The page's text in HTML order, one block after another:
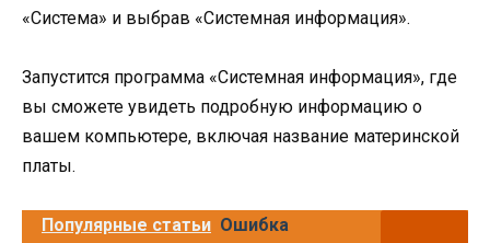
«Система» и выбрав «Системная информация».
Запустится программа «Системная информация», где
вы сможете увидеть подробную информацию о
вашем компьютере, включая название материнской
платы.
Популярные статьи Ошибка